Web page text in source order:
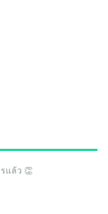
แล้ว 👏